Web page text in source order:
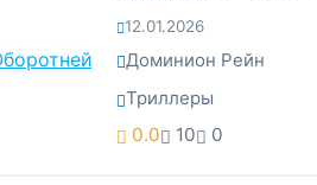
12.01.2026
Доминион Рейн
Триллеры
0.0
10 0